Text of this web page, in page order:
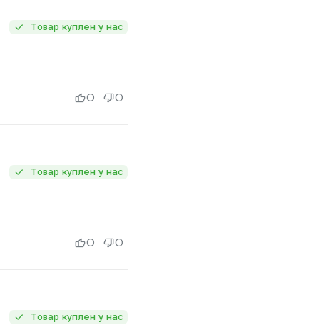
Товар куплен у нас
0 0
Товар куплен у нас
0 0
Товар куплен у нас